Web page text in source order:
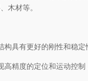
木材等。
有更好的刚性和稳定
精度的定位和运动控制